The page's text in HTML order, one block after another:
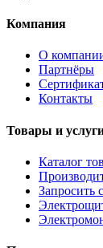
Компания
О
Партнёры
Контакты
Товары и
Каталог
Запросить